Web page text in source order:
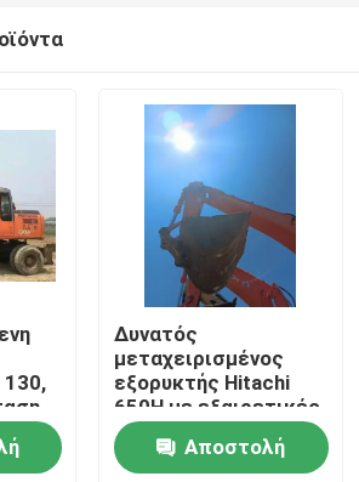
130,
τιμή
Δυνατός
μεταχειρισμένος
εξορυκτής Hitachi
650H με εξαιρετικές
επιδόσεις
Αποστολή